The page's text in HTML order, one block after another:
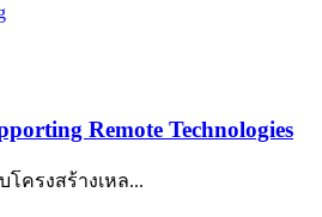
Remote Technologies
ครงสร้างเหล...